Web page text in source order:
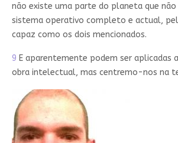
não existe uma parte do planeta que não
sistema operativo completo e actual,
capaz como os dois mencionados.
9 E aparentemente podem ser aplicadas
obra intelectual, mas centremo-nos na